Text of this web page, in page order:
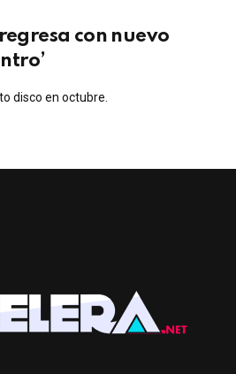
con nuevo
disco en octubre.